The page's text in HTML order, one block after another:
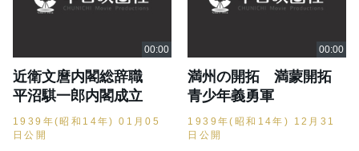
近衛文麿内閣総辞職
平沼騏一郎内閣成立
1939年(昭和14年) 01月05
日公開
満州の開拓 満蒙開拓
青少年義勇軍
1939年(昭和14年) 12月31
日公開